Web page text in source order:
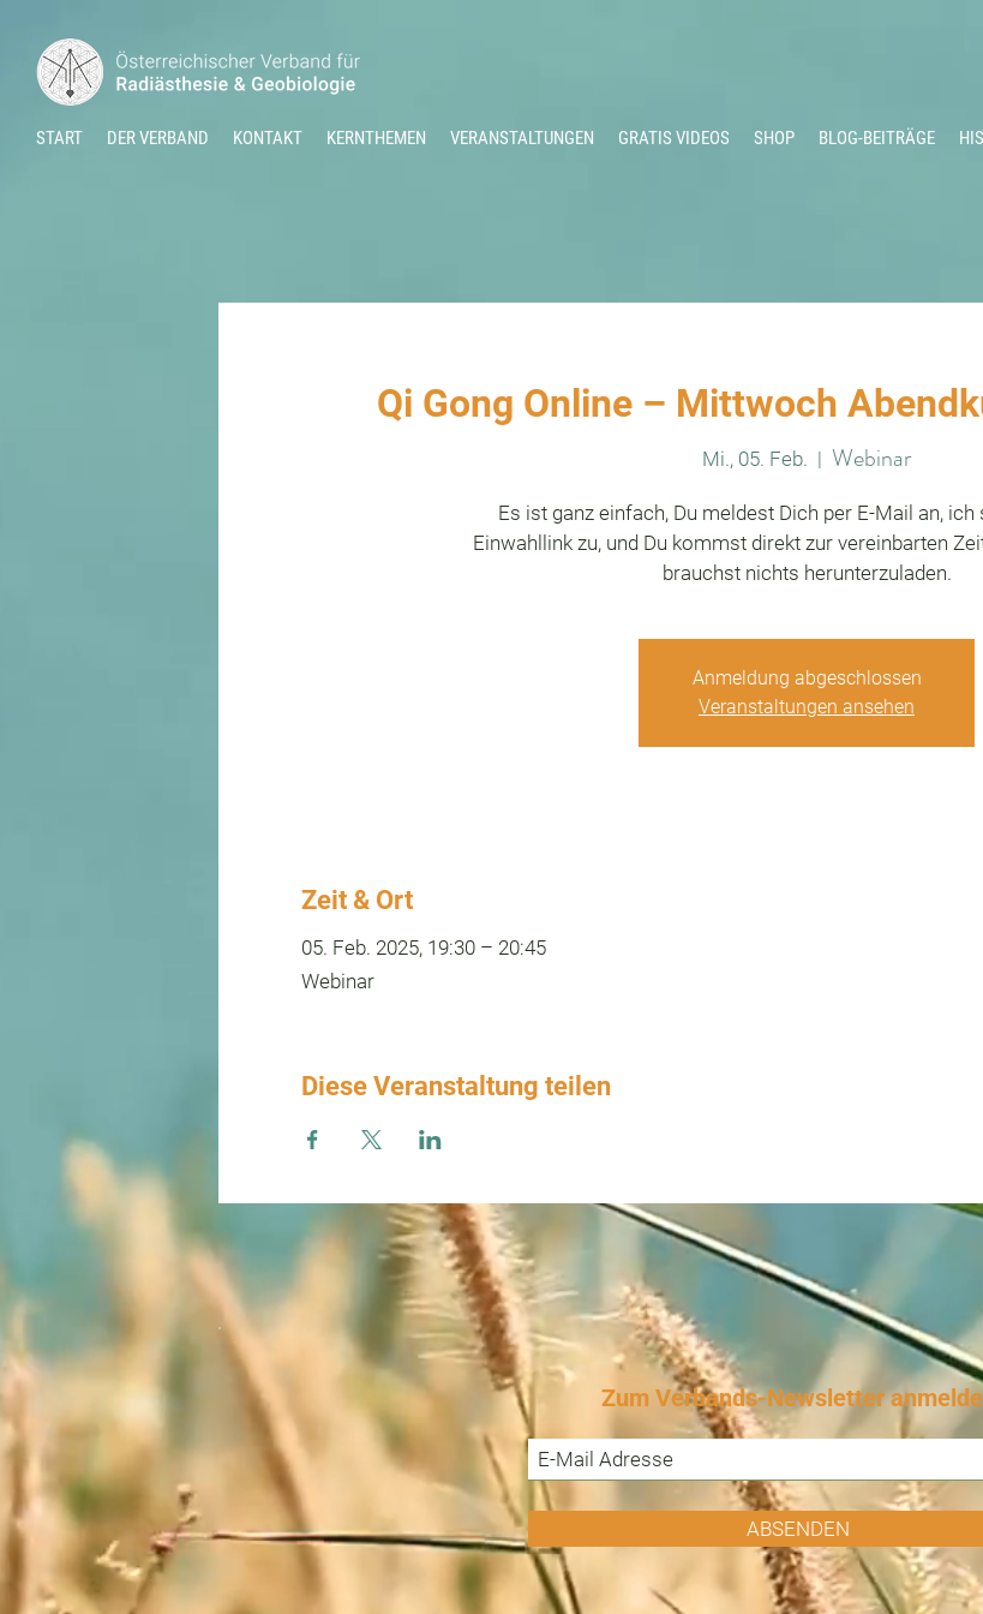
START DER VERBAND KONTAKT KERNTHEMEN VERANSTALTUNGEN GRATIS VIDEOS SHOP BLOG-BEITRÄGE
Qi Gong Online – Mittwoch
Mi., 05. Feb.
  |
Webinar
Es ist ganz einfach, Du meldest Dich per E-Mail an, ich
Einwahllink zu, und Du kommst direkt zur vereinbarten Zeit
brauchst nichts herunterzuladen.
Anmeldung abgeschlossen
Veranstaltungen ansehen
Zeit & Ort
05. Feb. 2025, 19:30 – 20:45
Webinar
Diese Veranstaltung teilen
Zum Verbands-Newsletter
ABSENDEN